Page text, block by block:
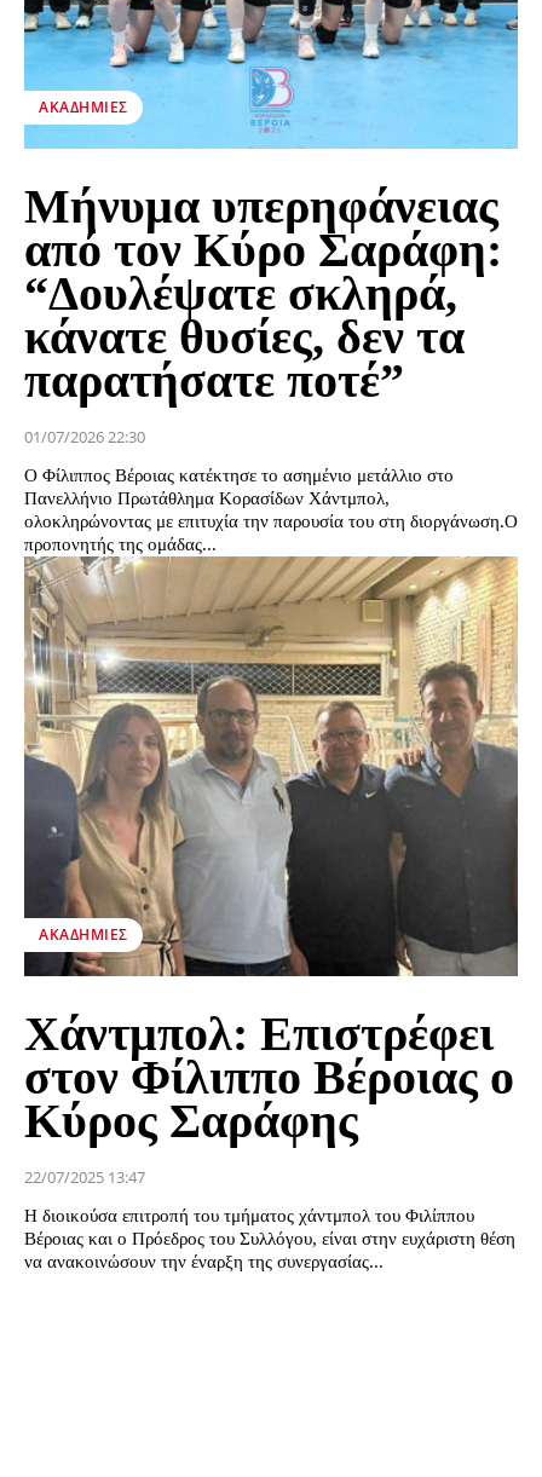
ΑΚΑΔΗΜΊΕΣ
Μήνυμα υπερηφάνειας
από τον Κύρο Σαράφη:
“Δουλέψατε σκληρά,
κάνατε θυσίες, δεν τα
παρατήσατε ποτέ”
01/07/2026 22:30
Ο Φίλιππος Βέροιας κατέκτησε το ασημένιο μετάλλιο στο
Πανελλήνιο Πρωτάθλημα Κορασίδων Χάντμπολ,
ολοκληρώνοντας με επιτυχία την παρουσία του στη διοργάνωση.Ο
προπονητής της ομάδας...
ΑΚΑΔΗΜΊΕΣ
Χάντμπολ: Επιστρέφει
στον Φίλιππο Βέροιας ο
Κύρος Σαράφης
22/07/2025 13:47
Η διοικούσα επιτροπή του τμήματος χάντμπολ του Φιλίππου
Βέροιας και ο Πρόεδρος του Συλλόγου, είναι στην ευχάριστη θέση
να ανακοινώσουν την έναρξη της συνεργασίας...